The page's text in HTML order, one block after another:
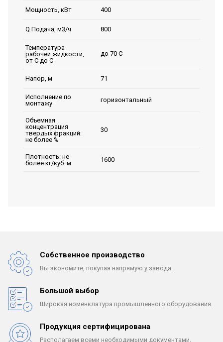
Мощность, кВт 400
Q Подача, м3/ч 800
Температура
рабочей жидкости,
от С до С
до 70 С
Напор, м 71
Исполнение по
монтажу
горизонтальный
Объемная
концентрация
твердых фракций:
не более %
30
Плотность: не
более кг/куб. м
1600
Собственное производство
Вы экономите, покупая напрямую у завода.
Большой выбор
Широкая номенклатура промышленного оборудования.
Продукция сертифицирована
Располагаем всеми необходимыми документами.